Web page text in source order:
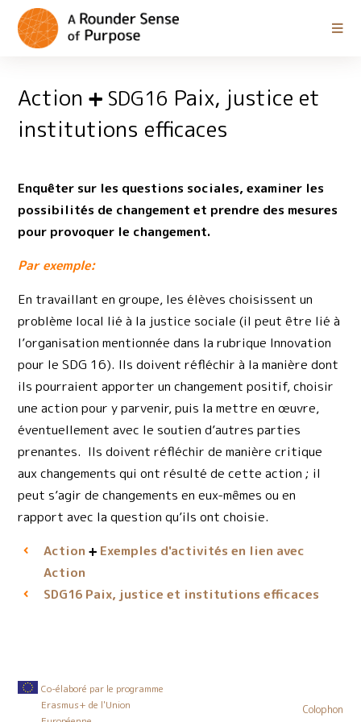
Action SDG16 Paix, justice et
institutions efficaces
Enquêter sur les questions sociales, examiner les
possibilités de changement et prendre des mesures
pour provoquer le changement.
Par exemple:
En travaillant en groupe, les élèves choisissent un
problème local lié à la justice sociale (il peut être lié à
l’organisation mentionnée dans la rubrique Innovation
pour le SDG 16). Ils doivent réfléchir à la manière dont
ils pourraient apporter un changement positif, choisir
une action pour y parvenir, puis la mettre en œuvre,
éventuellement avec le soutien d’autres parties
prenantes. Ils doivent réfléchir de manière critique
aux changements qui ont résulté de cette action ; il
peut s’agir de changements en eux-mêmes ou en
rapport avec la question qu’ils ont choisie.
Action
Exemples d'activités en lien avec
Action
SDG16Paix, justice et institutions efficaces
Co-élaboré par le programme
Erasmus+ de l'Union
Colophon